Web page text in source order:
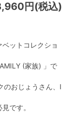
円(税込)
ットコレクショ
(家族) 」で
のおじょうさん、I
です。